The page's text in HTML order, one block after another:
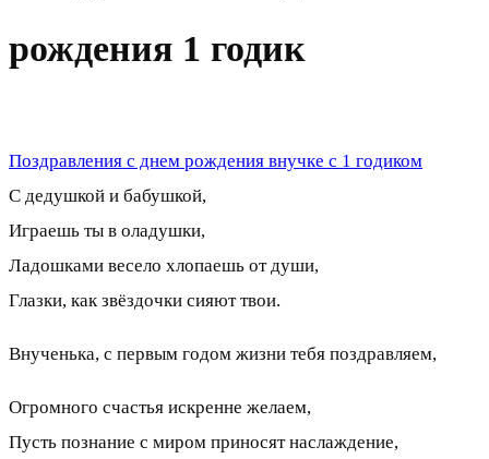
рождения 1 годик
Поздравления с днем рождения внучке с 1 годиком
С дедушкой и бабушкой,
Играешь ты в оладушки,
Ладошками весело хлопаешь от души,
Глазки, как звёздочки сияют твои.
Внученька, с первым годом жизни тебя поздравляем,
Огромного счастья искренне желаем,
Пусть познание с миром приносят наслаждение,